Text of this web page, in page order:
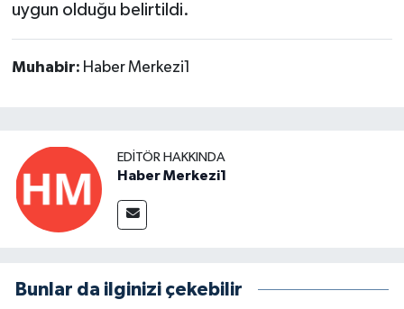
uygun olduğu belirtildi.
Muhabir: Haber Merkezi1
EDITÖR HAKKINDA
Haber Merkezi1
Bunlar da ilginizi çekebilir